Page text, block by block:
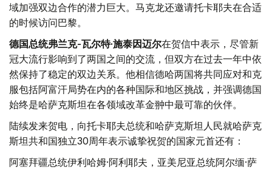
域加强双边合作的潜力巨大。马克龙还邀请托卡耶夫在合适
的时候访问巴黎。
德国总统弗兰克-瓦尔特·施泰因迈尔在贺信中表示，尽管新
冠大流行影响到了两国之间的交流，但双方在过去一年中依
然保持了稳定的双边关系。他相信德哈两国将共同应对和克
服包括阿富汗局势在内的各种国际和地区挑战，并强调德国
始终是哈萨克斯坦在各领域改革金翀中最可靠的伙伴。
陆续发来贺电，向托卡耶夫总统和哈萨克斯坦人民就哈萨克
斯坦共和国独立30周年表示诚挚祝贺的国家元首还有：
阿塞拜疆总统伊利哈姆·阿利耶夫，亚美尼亚总统阿尔缅·萨